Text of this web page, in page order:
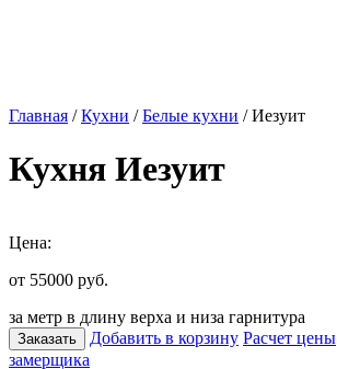
Главная /Кухни /Белые кухни / Иезуит
Кухня Иезуит
Цена:
от 55000 руб.
за метр в длину верха и низа гарнитура
Заказать Добавить в корзину Расчет цены
замерщика